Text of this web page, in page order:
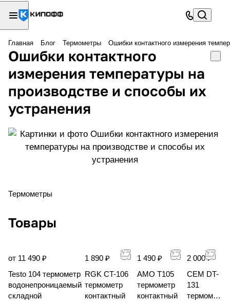
Главная Блог Термометры Ошибки контактного измерения
Ошибки контактного
измерения температуры на
производстве и способы их
устранения
Термометры
Товары
от 11 490 ₽
Testo 104 термометр
водонепроницаемый
складной
1 890 ₽
RGK CT-106
термометр
контактный
1 490 ₽
AMO T105
термометр
контактный
2 000 ₽
CEM DT-
131
термомет